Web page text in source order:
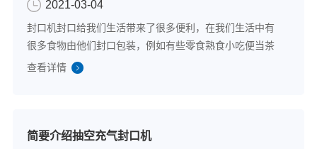
2021-03-04
封口机封口‍给我们生活带来了很多便利，在我们生活中有
很多食物由他们封口包装，例如有些零食熟食小吃便当茶
米油盐等等。靠谱的封口机封口对消费者来说是大家的生
查看详情
简要介绍抽空充气封口机